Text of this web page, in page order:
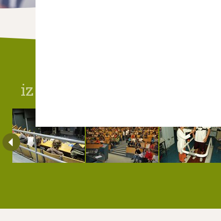
iz galerije